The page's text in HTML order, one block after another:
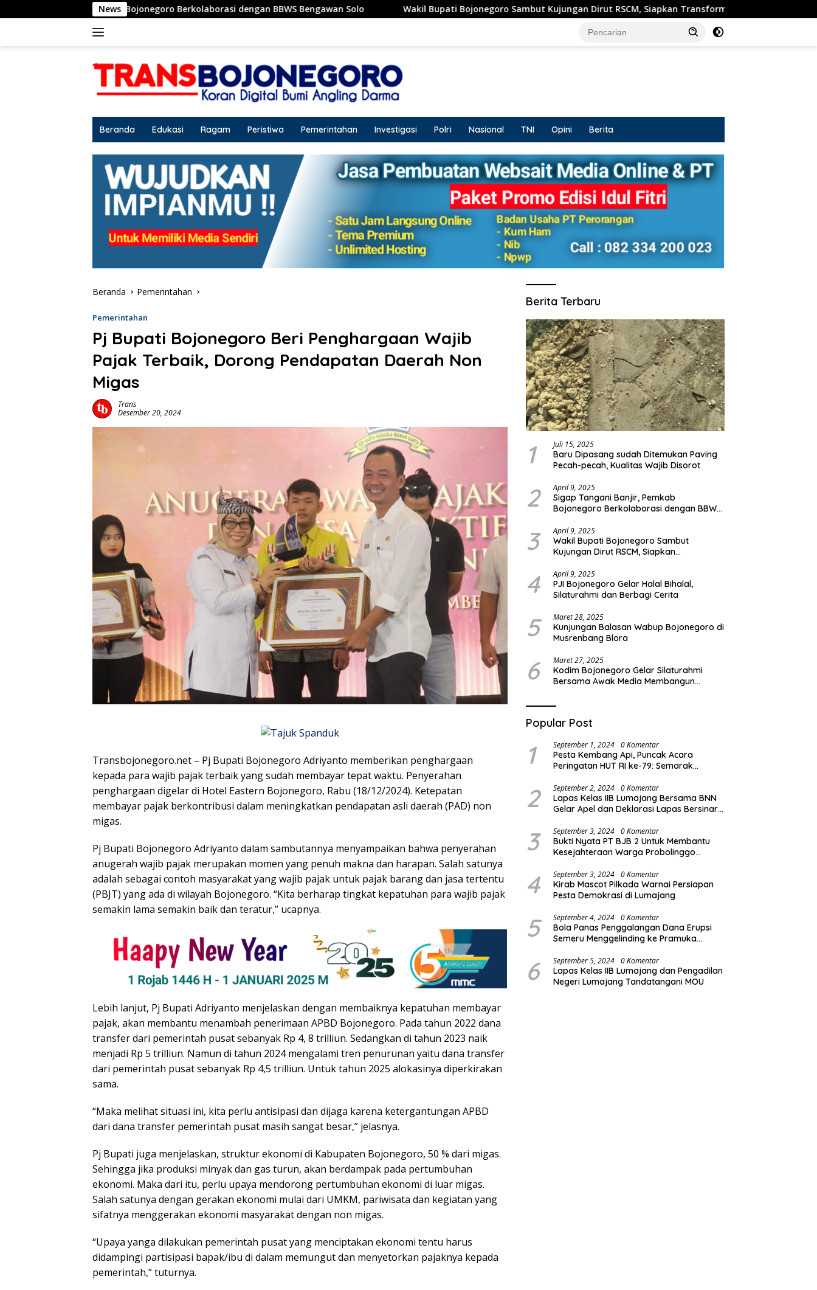
ke
News
Bojonegoro Berkolaborasi dengan BBWS Bengawan Solo Wakil Bupati Bojonegoro Sambut Kujungan Dirut RSCM, Siapkan Transformasi RSUD Sosodoro untuk Pelayanan
Beranda Edukasi Ragam Peristiwa Pemerintahan Investigasi Polri Nasional TNI Opini Berita
Beranda Pemerintahan
Pemerintahan
Pj Bupati Bojonegoro Beri Penghargaan Wajib
Pajak Terbaik, Dorong Pendapatan Daerah Non
Migas
Trans
Desember 20, 2024
Transbojonegoro.net – Pj Bupati Bojonegoro Adriyanto memberikan penghargaan
kepada para wajib pajak terbaik yang sudah membayar tepat waktu. Penyerahan
penghargaan digelar di Hotel Eastern Bojonegoro, Rabu (18/12/2024). Ketepatan
membayar pajak berkontribusi dalam meningkatkan pendapatan asli daerah (PAD) non
migas.
Pj Bupati Bojonegoro Adriyanto dalam sambutannya menyampaikan bahwa penyerahan
anugerah wajib pajak merupakan momen yang penuh makna dan harapan. Salah satunya
adalah sebagai contoh masyarakat yang wajib pajak untuk pajak barang dan jasa tertentu
(PBJT) yang ada di wilayah Bojonegoro. “Kita berharap tingkat kepatuhan para wajib pajak
semakin lama semakin baik dan teratur,” ucapnya.
Lebih lanjut, Pj Bupati Adriyanto menjelaskan dengan membaiknya kepatuhan membayar
pajak, akan membantu menambah penerimaan APBD Bojonegoro. Pada tahun 2022 dana
transfer dari pemerintah pusat sebanyak Rp 4, 8 trilliun. Sedangkan di tahun 2023 naik
menjadi Rp 5 trilliun. Namun di tahun 2024 mengalami tren penurunan yaitu dana transfer
dari pemerintah pusat sebanyak Rp 4,5 trilliun. Untuk tahun 2025 alokasinya diperkirakan
sama.
“Maka melihat situasi ini, kita perlu antisipasi dan dijaga karena ketergantungan APBD
dari dana transfer pemerintah pusat masih sangat besar,” jelasnya.
Pj Bupati juga menjelaskan, struktur ekonomi di Kabupaten Bojonegoro, 50 % dari migas.
Sehingga jika produksi minyak dan gas turun, akan berdampak pada pertumbuhan
ekonomi. Maka dari itu, perlu upaya mendorong pertumbuhan ekonomi di luar migas.
Salah satunya dengan gerakan ekonomi mulai dari UMKM, pariwisata dan kegiatan yang
sifatnya menggerakan ekonomi masyarakat dengan non migas.
“Upaya yanga dilakukan pemerintah pusat yang menciptakan ekonomi tentu harus
didampingi partisipasi bapak/ibu di dalam memungut dan menyetorkan pajaknya kepada
pemerintah,” tuturnya.
Berita Terbaru
1 Juli 15, 2025
Baru Dipasang sudah Ditemukan Paving
Pecah-pecah, Kualitas Wajib Disorot
2 April 9, 2025
Sigap Tangani Banjir, Pemkab
Bojonegoro Berkolaborasi dengan BBWS
3 April 9, 2025
Wakil Bupati Bojonegoro Sambut
Kujungan Dirut RSCM, Siapkan
Pelayanan Kesehatan Terbaik
4 April 9, 2025
PJI Bojonegoro Gelar Halal Bihalal,
Silaturahmi dan Berbagi Cerita
5 Maret 28, 2025
Kunjungan Balasan Wabup Bojonegoro di
Musrenbang Blora
6 Maret 27, 2025
Kodim Bojonegoro Gelar Silaturahmi
Bersama Awak Media Membangun
Popular Post
1 September 1, 2024 0 Komentar
Pesta Kembang Api, Puncak Acara
Peringatan HUT RI ke-79: Semarak
2 September 2, 2024 0 Komentar
Lapas Kelas IIB Lumajang Bersama BNN
Gelar Apel dan Deklarasi Lapas Bersinar
3 September 3, 2024 0 Komentar
Bukti Nyata PT BJB 2 Untuk Membantu
Kesejahteraan Warga Probolinggo
4 September 3, 2024 0 Komentar
Kirab Mascot Pilkada Warnai Persiapan
Pesta Demokrasi di Lumajang
5 September 4, 2024 0 Komentar
Bola Panas Penggalangan Dana Erupsi
Semeru Menggelinding ke Pramuka
6 September 5, 2024 0 Komentar
Lapas Kelas IIB Lumajang dan Pengadilan
Negeri Lumajang Tandatangani MOU